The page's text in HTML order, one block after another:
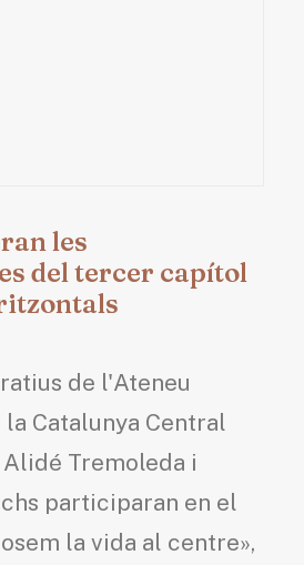
les
del tercer capítol
de l'Ateneu
Catalunya Central
Tremoleda i
participaran en el
la vida al centre»,